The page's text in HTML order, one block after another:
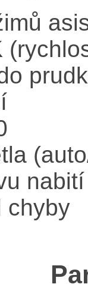
chyby